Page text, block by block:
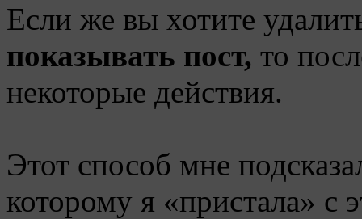
Если же вы хотите
показывать пост, то
некоторые действия.
Этот способ мне
которому я «пристала» с